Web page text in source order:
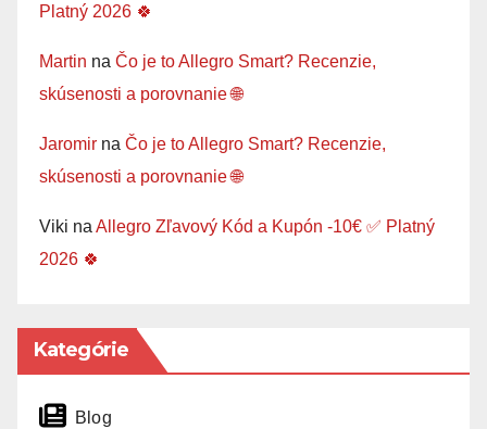
Platný 2026 🍀
Martin na Čo je to Allegro Smart? Recenzie,
skúsenosti a porovnanie 🌐
Jaromir na Čo je to Allegro Smart? Recenzie,
skúsenosti a porovnanie 🌐
Viki na Allegro Zľavový Kód a Kupón -10€ ✅ Platný
2026 🍀
Kategórie
Blog